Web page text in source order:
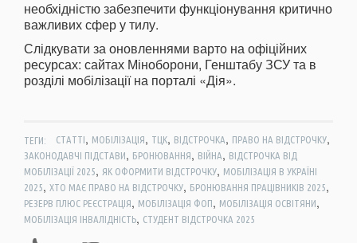
необхідністю забезпечити функціонування критично
важливих сфер у тилу.
Слідкувати за оновленнями варто на офіційних
ресурсах: сайтах Міноборони, Генштабу ЗСУ та в
розділі мобілізації на порталі «Дія».
ТЕГИ: СТАТТІ, МОБІЛІЗАЦІЯ, ТЦК, ВІДСТРОЧКА, ПРАВО НА ВІДСТРОЧКУ,
ЗАКОНОДАВЧІ ПІДСТАВИ, БРОНЮВАННЯ, ВІЙНА, ВІДСТРОЧКА ВІД
МОБІЛІЗАЦІЇ 2025, ЯК ОФОРМИТИ ВІДСТРОЧКУ, МОБІЛІЗАЦІЯ В УКРАЇНІ
2025, ХТО МАЄ ПРАВО НА ВІДСТРОЧКУ, БРОНЮВАННЯ ПРАЦІВНИКІВ 2025,
РЕЗЕРВ ПЛЮС РЕЄСТРАЦІЯ, МОБІЛІЗАЦІЯ ФОП, МОБІЛІЗАЦІЯ ОСВІТЯНИ,
МОБІЛІЗАЦІЯ ІНВАЛІДНІСТЬ, СТУДЕНТ ВІДСТРОЧКА 2025